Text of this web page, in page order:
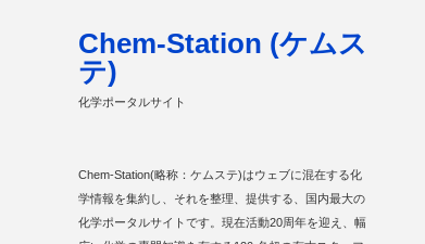
Chem-Station (ケムス
テ)
化学ポータルサイト
Chem-Station(略称：ケムステ)はウェブに混在する化
学情報を集約し、それを整理、提供する、国内最大の
化学ポータルサイトです。現在活動20周年を迎え、幅